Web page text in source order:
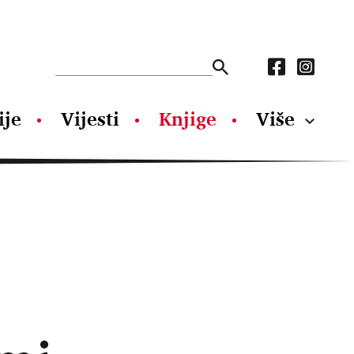
Vijesti Knjige Više